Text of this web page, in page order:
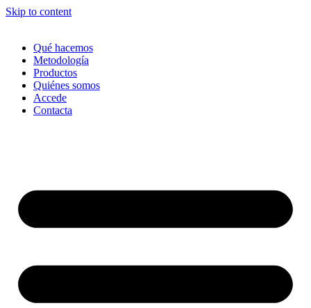
Skip to content
Qué hacemos
Metodología
Productos
Quiénes somos
Accede
Contacta